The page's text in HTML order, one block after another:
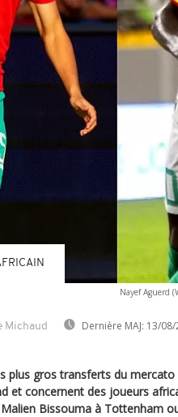
Nayef Aguerd
Michaud Dernière MAJ: 13/
plus gros transferts du
et concernent des joueurs
Bissouma à Tottenham